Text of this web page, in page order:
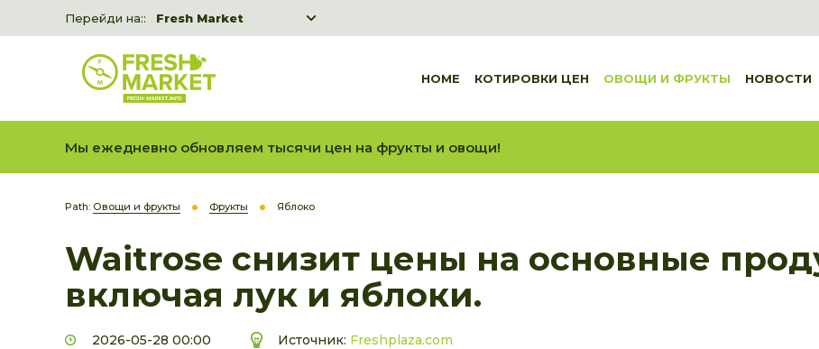
Перейди на::
Fresh Market
Fresh Market event B2B
HOME КОТИРОВКИ ЦЕН ОВОЩИ И ФРУКТЫ НОВОСТИ
Мы ежедневно обновляем тысячи цен на фрукты и овощи!
Path: Овощи и фрукты Фрукты Яблоко
Waitrose снизит цены на основные
включая лук и яблоки.
2026-05-28 00:00 Источник: Freshplaza.com